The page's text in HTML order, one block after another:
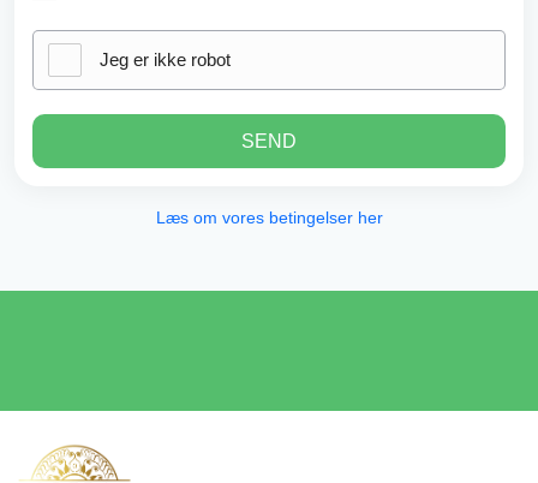
Jeg er ikke robot
SEND
Læs om vores betingelser her